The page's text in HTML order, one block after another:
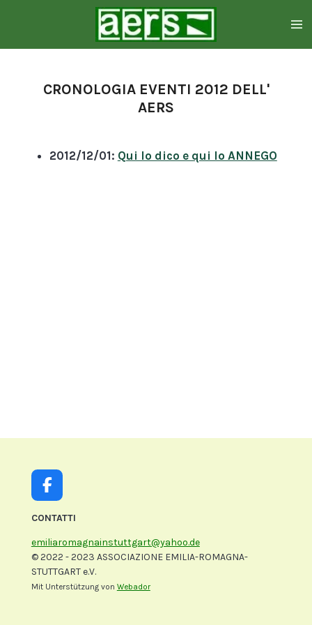
springen
CRONOLOGIA EVENTI 2012 DELL'
AERS
2012/12/01: Qui lo dico e qui lo ANNEGO
F
a
c
b
o
o
k
CONTATTI
emiliaromagnainstuttgart@yahoo.de
© 2022 - 2023 ASSOCIAZIONE EMILIA-ROMAGNA-
STUTTGART e.V.
Mit Unterstützung von Webador